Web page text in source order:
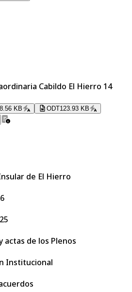
Cabildo El Hierro 14
KB ODT123.93 KB
de El Hierro
actas de los Plenos
Institucional